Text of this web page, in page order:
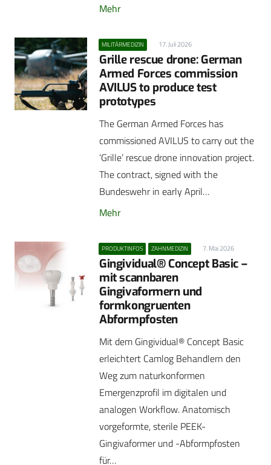
Mehr
MILITÄRMEDIZIN 17. Juli 2026
Grille rescue drone: German
Armed Forces commission
AVILUS to produce test
prototypes
The German Armed Forces has
commissioned AVILUS to carry out the
‘Grille’ rescue drone innovation project.
The contract, signed with the
Bundeswehr in early April…
Mehr
PRODUKTINFOS ZAHNMEDIZIN 7. Mai 2026
Gingividual® Concept Basic –
mit scannbaren
Gingivaformern und
formkongruenten
Abformpfosten
Mit dem Gingividual® Concept Basic
erleichtert Camlog Behandlern den
Weg zum naturkonformen
Emergenzprofil im digitalen und
analogen Workflow. Anatomisch
vorgeformte, sterile PEEK-
Gingivaformer und -Abformpfosten
für…